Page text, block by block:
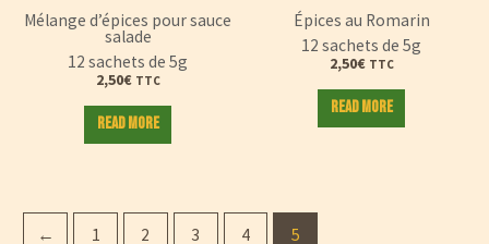
Mélange d’épices pour sauce
salade
12 sachets de 5g
2,50€ TTC
Read more
Épices au Romarin
12 sachets de 5g
2,50€ TTC
Read more
← 1 2 3 4 5